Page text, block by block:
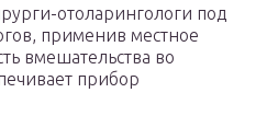
отоларингологи под
применив местное
вмешательства во
прибор